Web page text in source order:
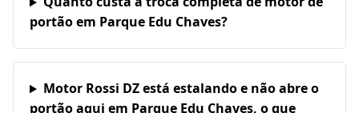
portão em Parque Edu Chaves?
Motor Rossi DZ está estalando e não abre o
portão aqui em Parque Edu Chaves, o que